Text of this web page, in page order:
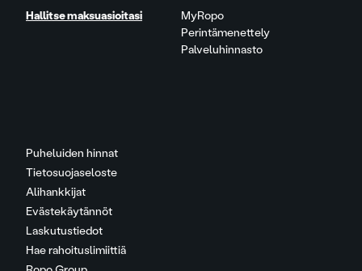
Puheluiden hinnat
Tietosuojaseloste
Alihankkijat
Evästekäytännöt
Laskutustiedot
Hae rahoituslimiittiä
Hallitse maksuasioitasi
MyRopo
Perintämenettely
Palveluhinnasto